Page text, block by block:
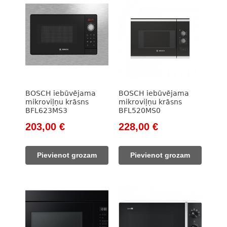
BOSCH iebūvējama
mikroviļņu krāsns
BFL623MS3
Original
was:
263,00 €.
203,00 €Current
Pievienot grozam
BOSCH iebūvējama
mikroviļņu krāsns
BFL520MS0
Original
was:
320,00 €.
228,00 €Current
Pievienot grozam